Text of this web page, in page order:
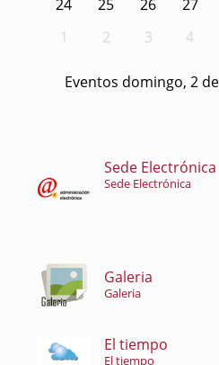
24
25 26 27
1
2 3 4
Eventos domingo, 2
Sede Electrónica
Sede Electrónica
Galeria
Galeria
El tiempo
El tiempo